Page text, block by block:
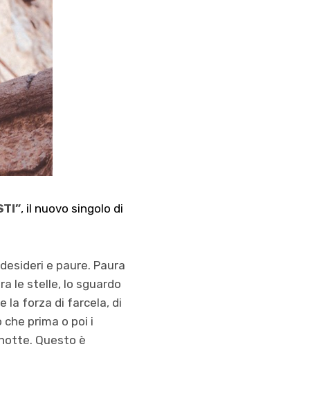
, il nuovo singolo di
e paure. Paura
le stelle, lo sguardo
la forza di farcela, di
prima o poi i
Questo è